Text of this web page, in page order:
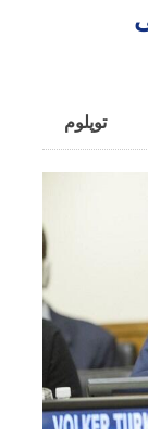
توپلوم